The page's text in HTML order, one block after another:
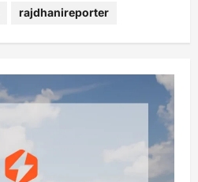
rajdhanireporter